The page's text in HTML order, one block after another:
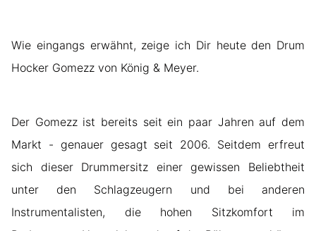
Wie eingangs erwähnt, zeige ich Dir heute den Drum
Hocker Gomezz von König & Meyer.
Der Gomezz ist bereits seit ein paar Jahren auf dem
Markt - genauer gesagt seit 2006. Seitdem erfreut
sich dieser Drummersitz einer gewissen Beliebtheit
unter den Schlagzeugern und bei anderen
Instrumentalisten, die hohen Sitzkomfort im